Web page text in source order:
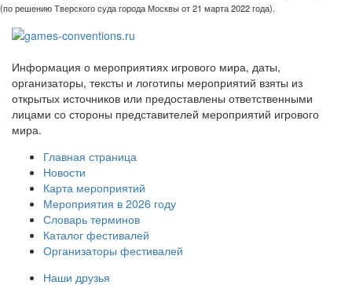
(по решению Тверского суда города Москвы от 21 марта 2022 года).
Информация о мероприятиях игрового мира, даты,
организаторы, тексты и логотипы мероприятий взяты из
открытых источников или предоставлены ответственными
лицами со стороны представителей мероприятий игрового
мира.
Главная страница
Новости
Карта мероприятий
Мероприятия в 2026 году
Словарь терминов
Каталог фестивалей
Организаторы фестивалей
Наши друзья